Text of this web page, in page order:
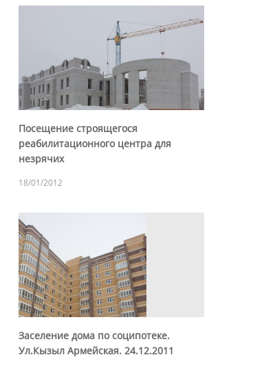
Посещение строящегося
реабилитационного центра для
незрячих
18/01/2012
Заселение дома по соципотеке.
Ул.Кызыл Армейская. 24.12.2011